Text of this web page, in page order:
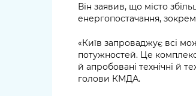
Він заявив, що місто
енергопостачання,
«Київ запроваджує всі
потужностей. Це
й апробовані технічні й
голови КМДА.